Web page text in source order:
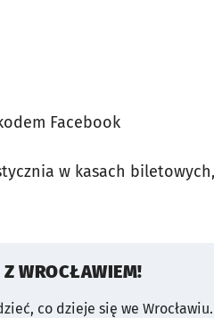
Facebook
w kasach
WROCŁAWIEM!
co dzieje się we Wrocławiu.